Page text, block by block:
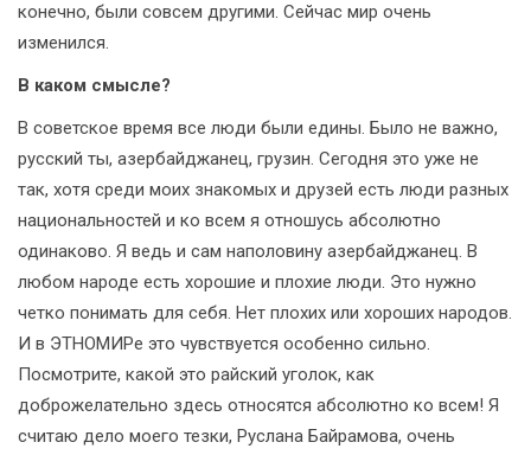
конечно, были совсем другими. Сейчас мир очень
изменился.
В каком смысле?
В советское время все люди были едины. Было не важно,
русский ты, азербайджанец, грузин. Сегодня это уже не
так, хотя среди моих знакомых и друзей есть люди разных
национальностей и ко всем я отношусь абсолютно
одинаково. Я ведь и сам наполовину азербайджанец. В
любом народе есть хорошие и плохие люди. Это нужно
четко понимать для себя. Нет плохих или хороших народов.
И в ЭТНОМИРе это чувствуется особенно сильно.
Посмотрите, какой это райский уголок, как
доброжелательно здесь относятся абсолютно ко всем! Я
считаю дело моего тезки, Руслана Байрамова, очень